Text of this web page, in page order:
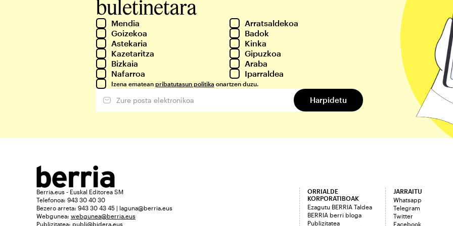
buletinetara
Mendia
Arratsaldekoa
Goizekoa
Badok
Astekaria
Kinka
Kazetaritza
Gipuzkoa
Bizkaia
Araba
Nafarroa
Iparraldea
Izena ematean pribatutasun politika onartzen duzu.
Berria.eus - Euskal Editorea SM
Telefonoa: 943 30 40 30
Bezero arreta: 943 30 43 45 | laguna@berria.eus
Webgunea: webgunea@berria.eus
Publizitatea: publi@bidera.eus
ORRIALDE
KORPORATIBOAK
Ezagutu BERRIA Taldea
BERRIA berri bloga
Publizitatea
JARRAITU
Whatsapp
Telegram
Twitter
Facebook